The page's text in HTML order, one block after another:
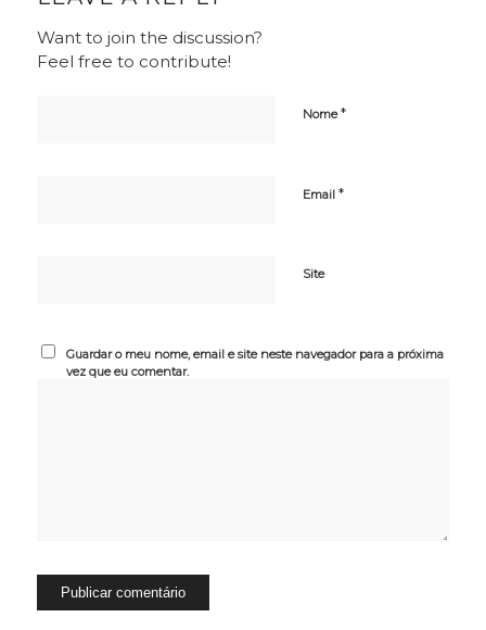
Want to join the discussion?
Feel free to contribute!
Nome*
Email *
Site
Guardar o meu nome, email e site neste navegador para a próxima
vez que eu comentar.